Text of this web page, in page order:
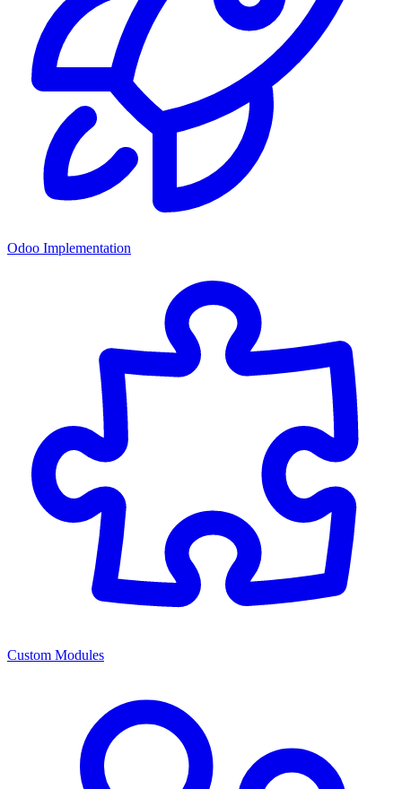
Odoo Implementation
Custom Modules